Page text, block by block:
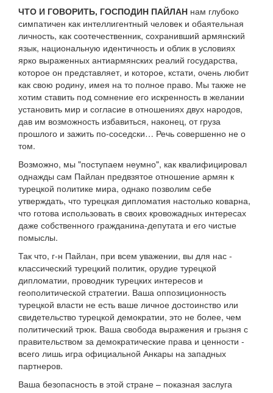
ЧТО И ГОВОРИТЬ, ГОСПОДИН ПАЙЛАН нам глубоко
симпатичен как интеллигентный человек и обаятельная
личность, как соотечественник, сохранивший армянский
язык, национальную идентичность и облик в условиях
ярко выраженных антиармянских реалий государства,
которое он представляет, и которое, кстати, очень любит
как свою родину, имея на то полное право. Мы также не
хотим ставить под сомнение его искренность в желании
установить мир и согласие в отношениях двух народов,
дав им возможность избавиться, наконец, от груза
прошлого и зажить по-соседски… Речь совершенно не о
том.
Возможно, мы "поступаем неумно", как квалифицировал
однажды сам Пайлан предвзятое отношение армян к
турецкой политике мира, однако позволим себе
утверждать, что турецкая дипломатия настолько коварна,
что готова использовать в своих кровожадных интересах
даже собственного гражданина-депутата и его чистые
помыслы.
Так что, г-н Пайлан, при всем уважении, вы для нас -
классический турецкий политик, орудие турецкой
дипломатии, проводник турецких интересов и
геополитической стратегии. Ваша оппозиционность
турецкой власти не есть ваше личное достоинство или
свидетельство турецкой демократии, это не более, чем
политический трюк. Ваша свобода выражения и грызня с
правительством за демократические права и ценности -
всего лишь игра официальной Анкары на западных
партнеров.
Ваша безопасность в этой стране – показная заслуга